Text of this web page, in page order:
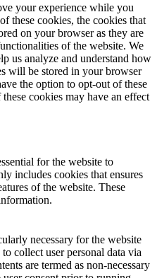
your experience while you
these cookies, the cookies that
on your browser as they are
of the website. We
us analyze and understand how
will be stored in your browser
the option to opt-out of these
cookies may have an effect
for the website to
includes cookies that ensures
of the website. These
necessary for the website
collect user personal data via
are termed as non-necessary